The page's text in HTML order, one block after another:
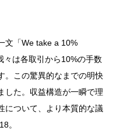
文「We take a 10%
は各取引から10%の手数
。この驚異的なまでの明快
した。収益構造が一瞬で理
について、より本質的な議
。